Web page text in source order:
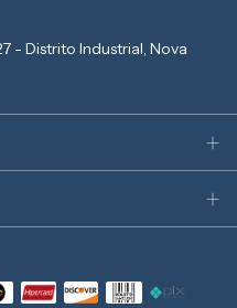
- Distrito Industrial, Nova